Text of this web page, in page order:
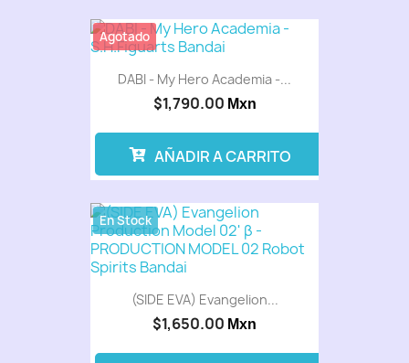
DABI - My Hero Academia -...
$1,790.00 Mxn
Agotado
AÑADIR A CARRITO
(SIDE EVA) Evangelion...
$1,650.00 Mxn
En Stock